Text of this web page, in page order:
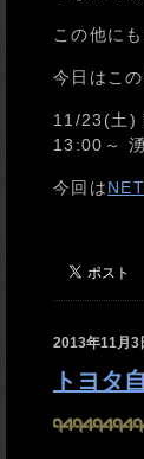
この他に
今日はこ
11/23(土)
13:00～
今回は
2013年11月3
トヨタ